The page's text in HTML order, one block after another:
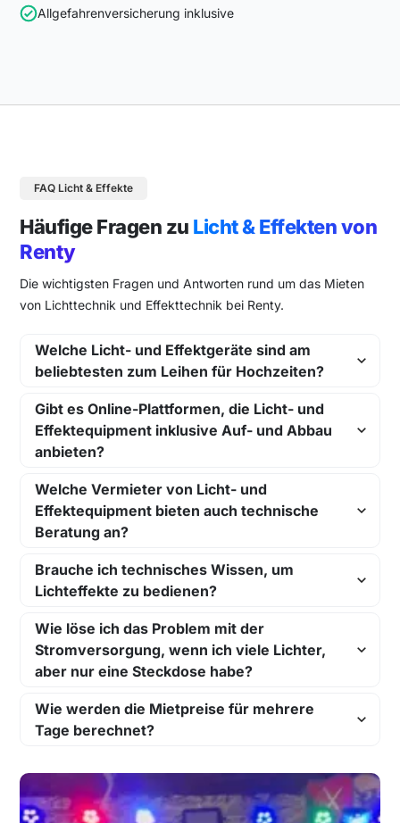
Allgefahrenversicherung inklusive
FAQ Licht & Effekte
Häufige Fragen zu Licht & Effekten von
Renty
Die wichtigsten Fragen und Antworten rund um das Mieten
von Lichttechnik und Effekttechnik bei Renty.
Welche Licht- und Effektgeräte sind am
beliebtesten zum Leihen für Hochzeiten?
Gibt es Online-Plattformen, die Licht- und
Effektequipment inklusive Auf- und Abbau
anbieten?
Welche Vermieter von Licht- und
Effektequipment bieten auch technische
Beratung an?
Brauche ich technisches Wissen, um
Lichteffekte zu bedienen?
Wie löse ich das Problem mit der
Stromversorgung, wenn ich viele Lichter,
aber nur eine Steckdose habe?
Wie werden die Mietpreise für mehrere
Tage berechnet?